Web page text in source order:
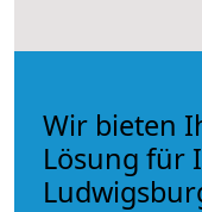
Wir bieten
Lösung für